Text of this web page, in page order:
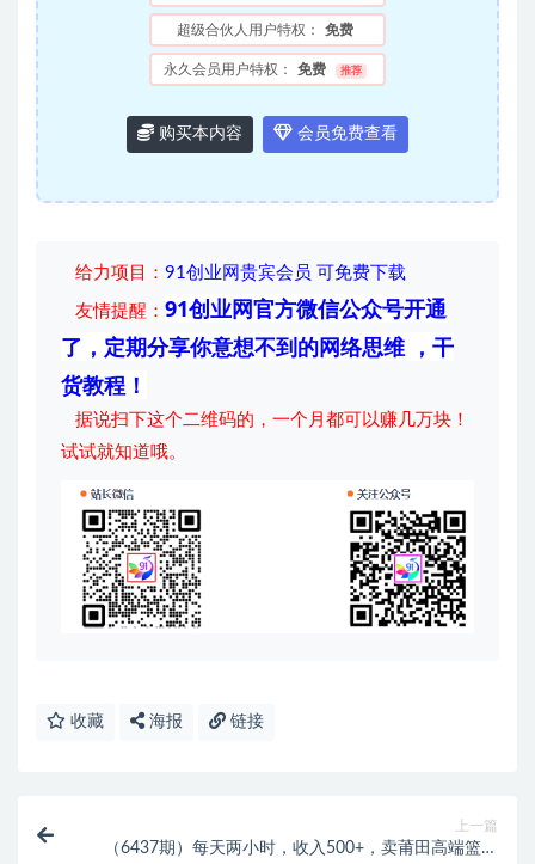
超级合伙人用户特权： 免费
永久会员用户特权： 免费 推荐
购买本内容 会员免费查看
给力项目 ： 91创业网贵宾会员 可免费下载
友情提醒： 91创业网官方微信公众号开通
了，定期分享你意想不到的网络思维 ，干
货教程！
据说扫下这个二维码的，一个月都可以赚几万块！
试试就知道哦。
收藏 海报 链接
上一篇
（6437期）每天两小时，收入500+，卖莆田高端篮球